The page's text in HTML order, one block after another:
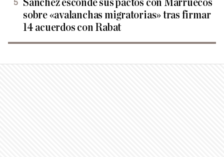
Sánchez esconde sus pactos con Marruecos
sobre «avalanchas migratorias» tras firmar
14 acuerdos con Rabat